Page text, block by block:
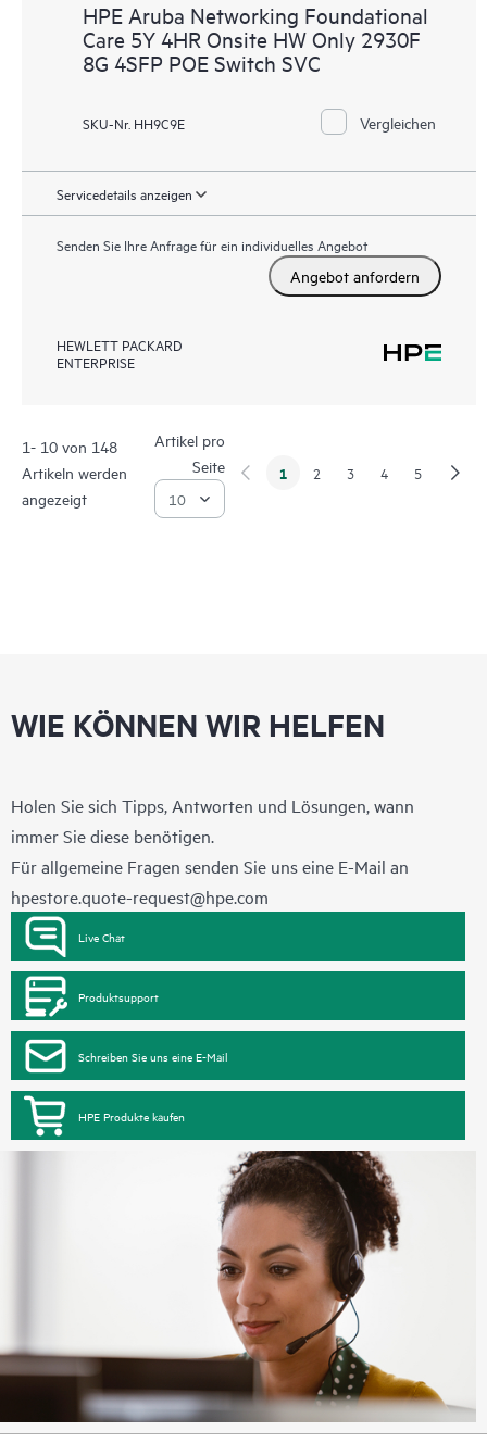
HPE Aruba Networking Foundational
Care 5Y 4HR Onsite HW Only 2930F
8G 4SFP POE Switch SVC
SKU-Nr. HH9C9E Vergleichen
Servicedetails anzeigen
Senden Sie Ihre Anfrage für ein individuelles Angebot
Angebot anfordern
HEWLETT PACKARD
ENTERPRISE
1- 10 von 148
Artikeln werden
angezeigt
Artikel pro
Seite
1 2 3 4 5
WIE KÖNNEN WIR HELFEN
Holen Sie sich Tipps, Antworten und Lösungen, wann
immer Sie diese benötigen.
Für allgemeine Fragen senden Sie uns eine E-Mail an
hpestore.quote-request@hpe.com
Live Chat
Produktsupport
Schreiben Sie uns eine E-Mail
HPE Produkte kaufen